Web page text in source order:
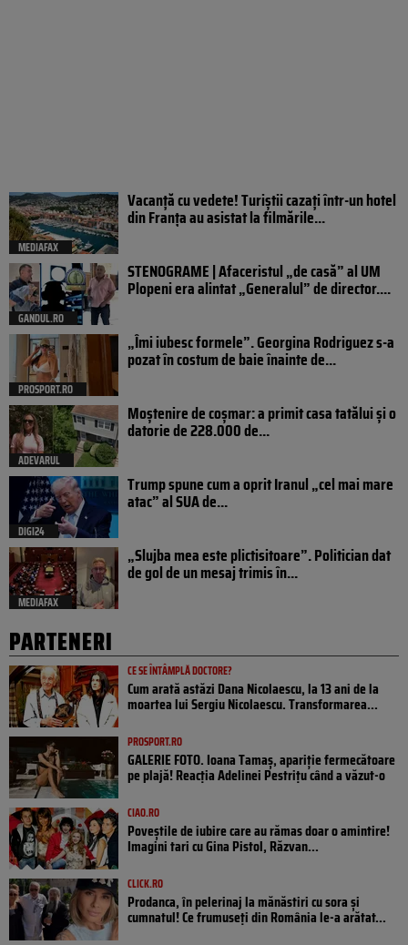
MEDIAFAX
Vacanță cu vedete! Turiștii cazați într-un hotel
din Franța au asistat la filmările...
GANDUL.RO
STENOGRAME | Afaceristul „de casă” al UM
Plopeni era alintat „Generalul” de director....
PROSPORT.RO
„Îmi iubesc formele”. Georgina Rodriguez s-a
pozat în costum de baie înainte de...
ADEVARUL
Moștenire de coșmar: a primit casa tatălui și o
datorie de 228.000 de...
DIGI24
Trump spune cum a oprit Iranul „cel mai mare
atac” al SUA de...
MEDIAFAX
„Slujba mea este plictisitoare”. Politician dat
de gol de un mesaj trimis în...
PARTENERI
CE SE ÎNTÂMPLĂ DOCTORE?
Cum arată astăzi Dana Nicolaescu, la 13 ani de la
moartea lui Sergiu Nicolaescu. Transformarea...
PROSPORT.RO
GALERIE FOTO. Ioana Tamaş, apariție fermecătoare
pe plajă! Reacția Adelinei Pestrițu când a văzut-o
CIAO.RO
Poveştile de iubire care au rămas doar o amintire!
Imagini tari cu Gina Pistol, Răzvan...
CLICK.RO
Prodanca, în pelerinaj la mănăstiri cu sora și
cumnatul! Ce frumuseți din România le-a arătat...